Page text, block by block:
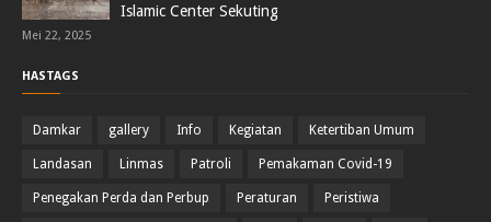
Islamic Center Sekuting
Mei 22, 2025
HASTAGS
Damkar gallery Info Kegiatan Ketertiban Umum
Landasan Linmas Patroli Pemakaman Covid-19
Penegakan Perda dan Perbup Peraturan Peristiwa